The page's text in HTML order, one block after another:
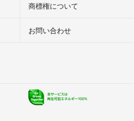
商標権について
お問い合わせ